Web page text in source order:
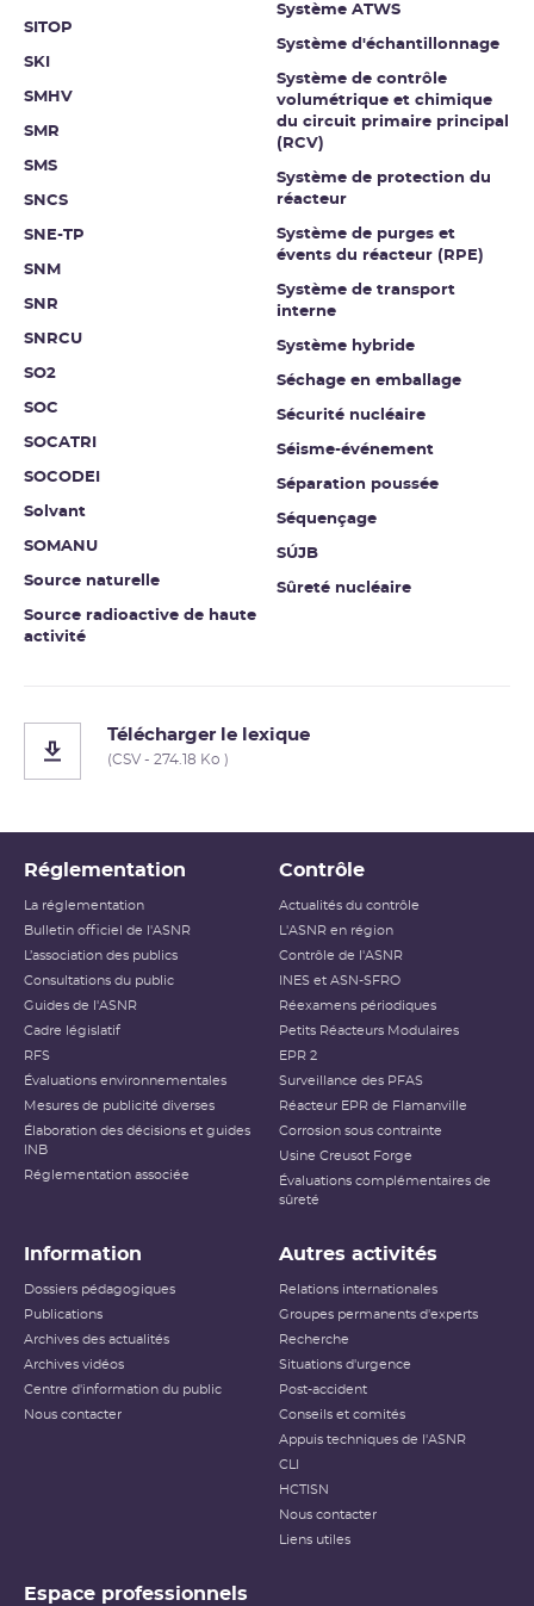
SITOP
SKI
SMHV
SMR
SMS
SNCS
SNE-TP
SNM
SNR
SNRCU
SO2
SOC
SOCATRI
SOCODEI
Solvant
SOMANU
Source naturelle
Source radioactive de haute
activité
Système ATWS
Système d'échantillonnage
Système de contrôle
volumétrique et chimique
du circuit primaire principal
(RCV)
Système de protection du
réacteur
Système de purges et
évents du réacteur (RPE)
Système de transport
interne
Système hybride
Séchage en emballage
Sécurité nucléaire
Séisme-événement
Séparation poussée
Séquençage
SÚJB
Sûreté nucléaire
Télécharger le lexique
(CSV - 274.18 Ko )
Réglementation
La réglementation
Bulletin officiel de l'ASNR
L’association des publics
Consultations du public
Guides de l'ASNR
Cadre législatif
RFS
Évaluations environnementales
Mesures de publicité diverses
Élaboration des décisions et guides
INB
Réglementation associée
Contrôle
Actualités du contrôle
L'ASNR en région
Contrôle de l'ASNR
INES et ASN-SFRO
Réexamens périodiques
Petits Réacteurs Modulaires
EPR 2
Surveillance des PFAS
Réacteur EPR de Flamanville
Corrosion sous contrainte
Usine Creusot Forge
Évaluations complémentaires de
sûreté
Information
Dossiers pédagogiques
Publications
Archives des actualités
Archives vidéos
Centre d'information du public
Nous contacter
Autres activités
Relations internationales
Groupes permanents d'experts
Recherche
Situations d'urgence
Post-accident
Conseils et comités
Appuis techniques de l'ASNR
CLI
HCTISN
Nous contacter
Liens utiles
Espace professionnels